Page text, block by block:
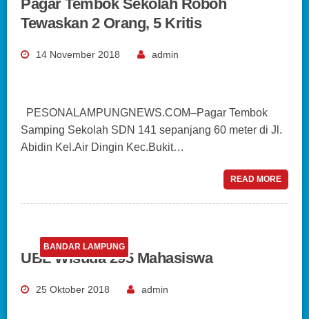
Pagar Tembok Sekolah Roboh
Tewaskan 2 Orang, 5 Kritis
14 November 2018 admin
PESONALAMPUNGNEWS.COM–Pagar Tembok
Samping Sekolah SDN 141 sepanjang 60 meter di Jl.
Abidin Kel.Air Dingin Kec.Bukit…
READ MORE
BANDAR LAMPUNG
UBL Wisuda 295 Mahasiswa
25 Oktober 2018 admin